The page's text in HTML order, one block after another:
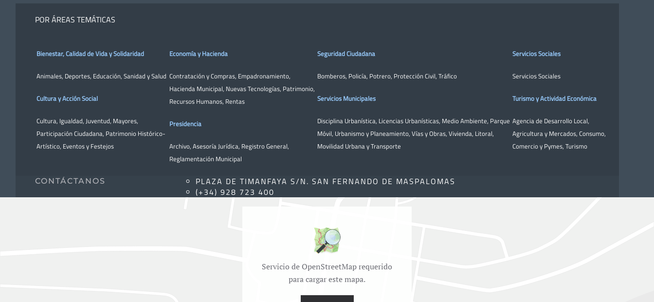
POR ÁREAS TEMÁTICAS
Bienestar, Calidad de Vida y Solidaridad
Animales, Deportes, Educación, Sanidad y Salud
Cultura y Acción Social
Cultura, Igualdad, Juventud, Mayores,
Participación Ciudadana, Patrimonio Histórico-
Artístico, Eventos y Festejos
Economía y Hacienda
Contratación y Compras, Empadronamiento,
Hacienda Municipal, Nuevas Tecnologías, Patrimonio,
Recursos Humanos, Rentas
Presidencia
Archivo, Asesoría Jurídica, Registro General,
Reglamentación Municipal
Seguridad Ciudadana
Bomberos, Policía, Potrero, Protección Civil, Tráfico
Servicios Municipales
Disciplina Urbanística, Licencias Urbanísticas, Medio Ambiente, Parque
Móvil, Urbanismo y Planeamiento, Vías y Obras, Vivienda, Litoral,
Movilidad Urbana y Transporte
Servicios Sociales
Servicios Sociales
Turismo y Actividad Económica
Agencia de Desarrollo Local,
Agricultura y Mercados, Consumo,
Comercio y Pymes, Turismo
CONTÁCTANOS
PLAZA DE TIMANFAYA S/N. SAN FERNANDO DE MASPALOMAS
(+34) 928 723 400
Servicio de OpenStreetMap requerido
para cargar este mapa.